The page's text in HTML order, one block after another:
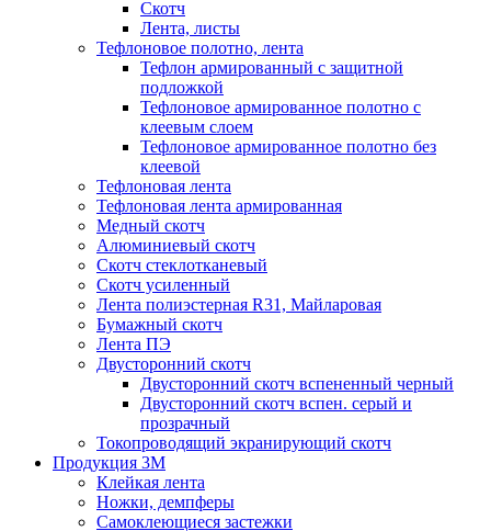
Скотч
Лента, листы
Тефлоновое полотно, лента
Тефлон армированный с защитной
подложкой
Тефлоновое армированное полотно с
клеевым слоем
Тефлоновое армированное полотно без
клеевой
Тефлоновая лента
Тефлоновая лента армированная
Медный скотч
Алюминиевый скотч
Скотч стеклотканевый
Скотч усиленный
Лента полиэстерная R31, Майларовая
Бумажный скотч
Лента ПЭ
Двусторонний скотч
Двусторонний скотч вспененный черный
Двусторонний скотч вспен. серый и
прозрачный
Токопроводящий экранирующий скотч
Продукция 3M
Клейкая лента
Ножки, демпферы
Самоклеющиеся застежки